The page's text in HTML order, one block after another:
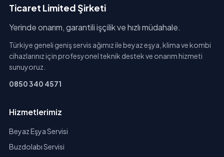
Ticaret Limited Şirketi
Yerinde onarım, garantili işçilik ve hızlı müdahale.
Türkiye geneli geniş servis ağımız ile beyaz eşya, klima ve kombi
cihazlarınız için profesyonel teknik destek ve onarım hizmeti
sunuyoruz.
0850 340 4571
Hizmetlerimiz
Beyaz Eşya Servisi
Buzdolabı Servisi